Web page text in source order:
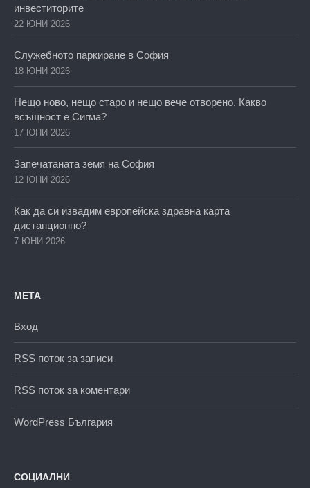
инвеститорите
22 ЮНИ 2026
Служебното паркиране в София
18 ЮНИ 2026
Нещо ново, нещо старо и нещо вече отворено. Какво
всъщност е Сигма?
17 ЮНИ 2026
Запечатаната земя на София
12 ЮНИ 2026
Как да си извадим европейска здравна карта
дистанционно?
7 ЮНИ 2026
МЕТА
Вход
RSS поток за записи
RSS поток за коментари
WordPress България
СОЦИАЛНИ